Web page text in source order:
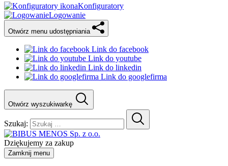
Konfiguratory
Logowanie
Otwórz menu udostępniania
Link do facebook
Link do youtube
Link do linkedin
Link do googlefirma
Otwórz wyszukiwarkę
Szukaj:
Dziękujemy za zakup
Zamknij menu